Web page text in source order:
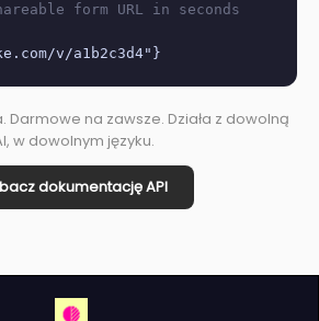
form URL in seconds
v/a1b2c3d4"}
Darmowe na zawsze. Działa z dowolną
w dowolnym języku.
dokumentację API